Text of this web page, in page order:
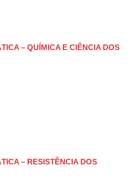
– QUÍMICA E CIÊNCIA DOS
– RESISTÊNCIA DOS